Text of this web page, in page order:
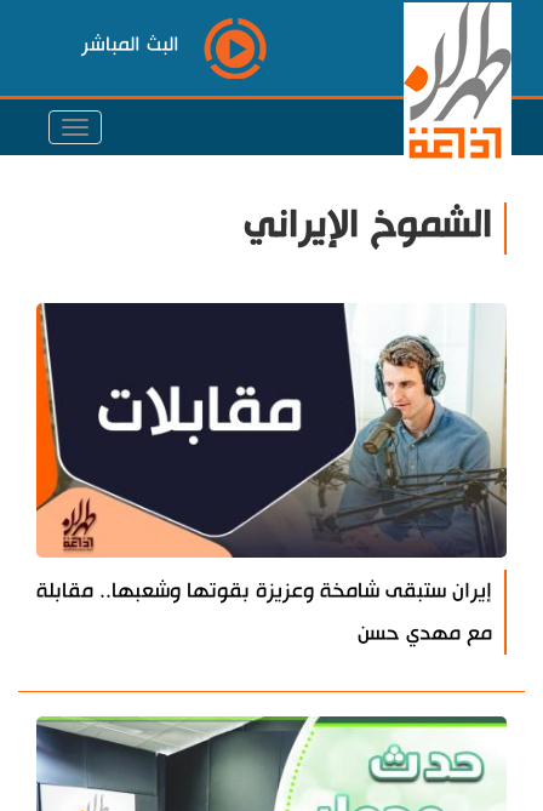
البث المباشر
الشموخ الإيراني
إيران ستبقى شامخة وعزيزة بقوتها وشعبها.. مقابلة
مع مهدي حسن